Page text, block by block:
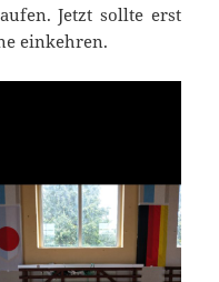
Jetzt sollte erst
einkehren.